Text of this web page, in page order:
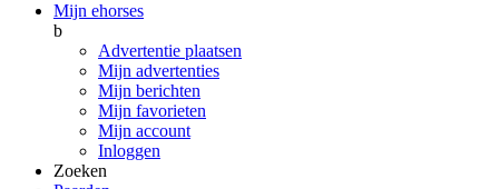
Mijn ehorses
b
Advertentie plaatsen
Mijn advertenties
Mijn berichten
Mijn favorieten
Mijn account
Inloggen
Zoeken